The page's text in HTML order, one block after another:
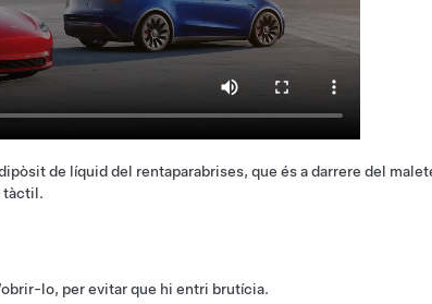
de líquid del rentaparabrises, que és a darrere del
tàctil.
lo, per evitar que hi entri brutícia.